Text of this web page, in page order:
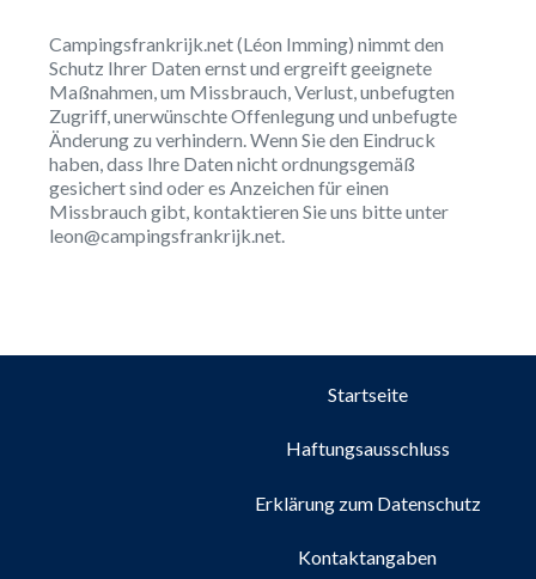
Campingsfrankrijk.net (Léon Imming) nimmt den
Schutz Ihrer Daten ernst und ergreift geeignete
Maßnahmen, um Missbrauch, Verlust, unbefugten
Zugriff, unerwünschte Offenlegung und unbefugte
Änderung zu verhindern. Wenn Sie den Eindruck
haben, dass Ihre Daten nicht ordnungsgemäß
gesichert sind oder es Anzeichen für einen
Missbrauch gibt, kontaktieren Sie uns bitte unter
leon@campingsfrankrijk.net.
Startseite
Haftungsausschluss
Erklärung zum Datenschutz
Kontaktangaben